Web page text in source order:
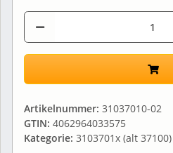
Artikelnummer: 31037010-02
GTIN: 4062964033575
Kategorie: 3103701x (alt 37100)